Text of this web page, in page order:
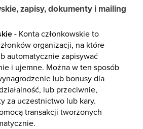
zapisy, dokumenty i mailing
- Konta członkowskie to
organizacji, na które
automatycznie zapisywać
i ujemne. Można w ten sposób
lub bonusy dla
lub przeciwnie,
za uczestnictwo lub kary.
transakcji tworzonych